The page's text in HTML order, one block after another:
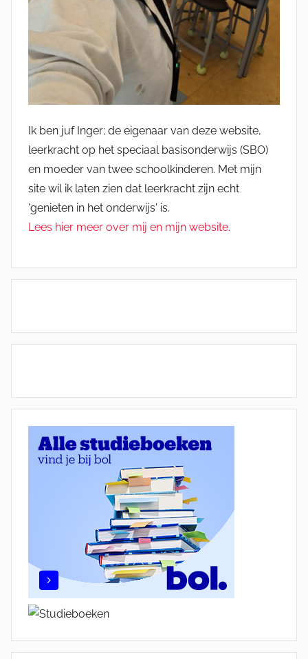
Ik ben juf Inger; de eigenaar van deze website,
leerkracht op het speciaal basisonderwijs (SBO)
en moeder van twee schoolkinderen. Met mijn
site wil ik laten zien dat leerkracht zijn echt
'genieten in het onderwijs' is.
Lees hier meer over mij en mijn website.